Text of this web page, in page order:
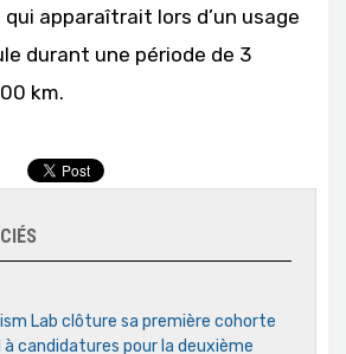
qui apparaîtrait lors d’un usage
durant une période de 3
km.
Lab clôture sa première cohorte
à candidatures pour la deuxième